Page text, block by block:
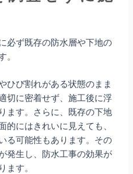
必ず既存の防水層や下地の
ひび割れがある状態のまま
切に密着せず、施工後に浮
ます。さらに、既存の下地
にはきれいに見えても、
る可能性もあります。その
発生し、防水工事の効果が
す。